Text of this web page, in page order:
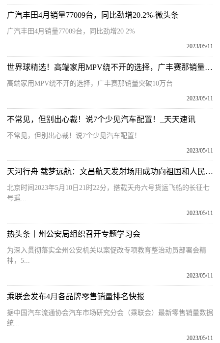
广汽丰田4月销量77009台，同比劲增20.2%-微头条
广汽丰田4月销量77009台，同比劲增20 2%
2023/05/11
世界球精选！高端家用MPV绕不开的选择，广丰赛那销量突破10万台
高端家用MPV绕不开的选择，广丰赛那销量突破10万台
2023/05/11
不常见，但别出心裁！说7个少见汽车配置！_天天速讯
不常见，但别出心裁！说7个少见汽车配置！
2023/05/11
天河行舟 载梦远航：文昌航天发射场用成功向祖国和人民报告！-世界热推荐
北京时间2023年5月10日21时22分，搭载天舟六号货运飞船的长征七
号遥...
2023/05/11
热头条丨州公安局组织召开专题学习会
为深入贯彻落实全州公安机关以案促改专项教育整治动员部署会精
神，5...
2023/05/11
乘联会发布4月各品牌零售销量排名快报
据中国汽车流通协会汽车市场研究分会（乘联会）最新零售销量数据
统...
2023/05/11